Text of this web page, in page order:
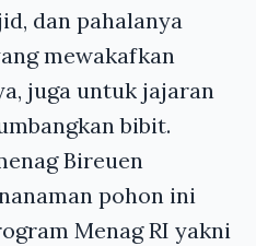
dan pahalanya
mewakafkan
juga untuk jajaran
bibit.
Bireuen
pohon ini
Menag RI yakni